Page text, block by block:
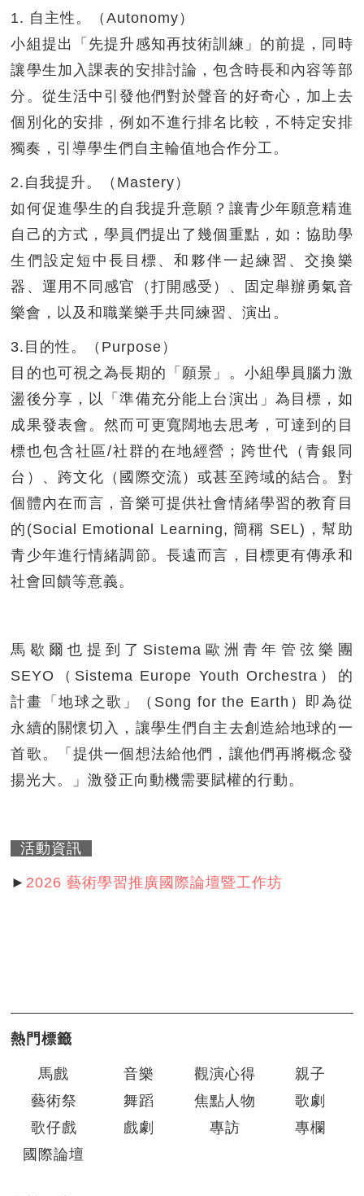
1. 自主性。（Autonomy）
小組提出「先提升感知再技術訓練」的前提，同時
讓學生加入課表的安排討論，包含時長和內容等部
分。從生活中引發他們對於聲音的好奇心，加上去
個別化的安排，例如不進行排名比較，不特定安排
獨奏，引導學生們自主輪值地合作分工。
2.自我提升。（Mastery）
如何促進學生的自我提升意願？讓青少年願意精進
自己的方式，學員們提出了幾個重點，如：協助學
生們設定短中長目標、和夥伴一起練習、交換樂
器、運用不同感官（打開感受）、固定舉辦勇氣音
樂會，以及和職業樂手共同練習、演出。
3.目的性。（Purpose）
目的也可視之為長期的「願景」。小組學員腦力激
盪後分享，以「準備充分能上台演出」為目標，如
成果發表會。然而可更寬闊地去思考，可達到的目
標也包含社區/社群的在地經營；跨世代（青銀同
台）、跨文化（國際交流）或甚至跨域的結合。對
個體內在而言，音樂可提供社會情緒學習的教育目
的(Social Emotional Learning, 簡稱 SEL)，幫助
青少年進行情緒調節。長遠而言，目標更有傳承和
社會回饋等意義。
馬歇爾也提到了Sistema歐洲青年管弦樂團
SEYO（Sistema Europe Youth Orchestra）的
計畫「地球之歌」（Song for the Earth）即為從
永續的關懷切入，讓學生們自主去創造給地球的一
首歌。「提供一個想法給他們，讓他們再將概念發
揚光大。」激發正向動機需要賦權的行動。
活動資訊
► 2026 藝術學習推廣國際論壇暨工作坊
熱門標籤
馬戲 音樂 觀演心得
親子
藝術祭
舞蹈 焦點人物
歌劇
歌仔戲
戲劇 專訪
專欄
國際論壇